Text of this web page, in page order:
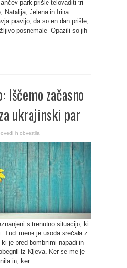
park prišle telovaditi tri
Natalija, Jelena in Irina.
pravijo, da so en dan prišle,
posnemale. Opazili so jih
Iščemo začasno
ukrajinski par
in obvestila
s trenutno situacijo, ki
Tudi mene je usoda srečala z
je pred bombnimi napadi in
iz Kijeva. Ker se me je
in, ker ...